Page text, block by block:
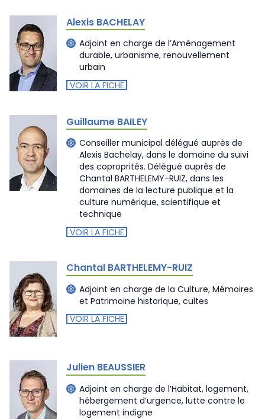
Alexis BACHELAY
Adjoint en charge de l’Aménagement
durable, urbanisme, renouvellement
urbain
VOIR LA FICHE
Guillaume BAILEY
Conseiller municipal délégué auprès de
Alexis Bachelay, dans le domaine du suivi
des coproprités. Délégué auprès de
Chantal BARTHELEMY-RUIZ, dans les
domaines de la lecture publique et la
culture numérique, scientifique et
technique
VOIR LA FICHE
Chantal BARTHELEMY-RUIZ
Adjoint en charge de la Culture, Mémoires
et Patrimoine historique, cultes
VOIR LA FICHE
Julien BEAUSSIER
Adjoint en charge de l’Habitat, logement,
hébergement d’urgence, lutte contre le
logement indigne